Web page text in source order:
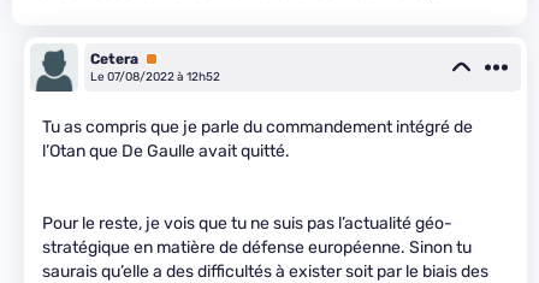
Cetera Premium
Le 07/08/2022 à 12h52
Tu as compris que je parle du commandement intégré de
l’Otan que De Gaulle avait quitté.
Pour le reste, je vois que tu ne suis pas l’actualité géo-
stratégique en matière de défense européenne. Sinon tu
saurais qu’elle a des difficultés à exister soit par le biais des